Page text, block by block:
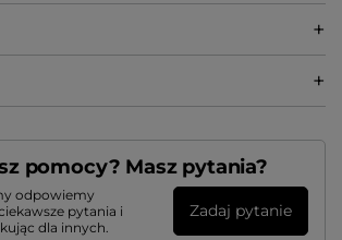
pomocy? Masz pytania?
odpowiemy
pytania i
dla innych.
Zadaj pytanie